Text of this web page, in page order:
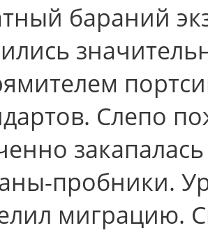
бараний
Слепо
пробники.
миграцию.